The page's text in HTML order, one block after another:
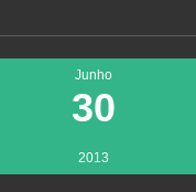
Junho
30
2013